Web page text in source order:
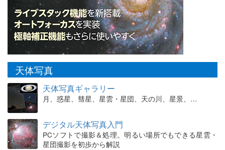
天体写真
天体写真ギャラリー
月、惑星、彗星、星雲・星団、天の川、星景、…
デジタル天体写真入門
PCソフトで撮影＆処理。明るい場所でもできる星雲・
星団撮影を初歩から解説